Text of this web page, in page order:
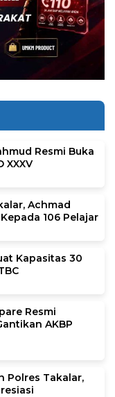
Resmi Buka
XXXV
Achmad
106 Pelajar
Kapasitas 30
Resmi
AKBP
Polres Takalar,